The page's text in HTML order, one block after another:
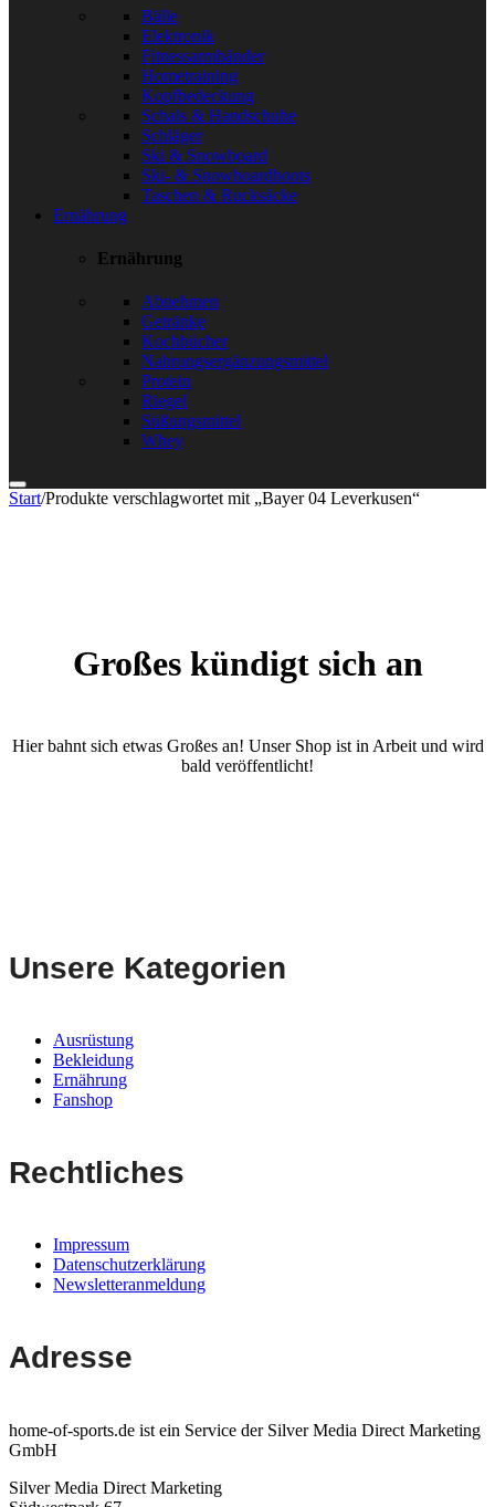
Bälle
Elektronik
Fitnessarmbänder
Hometraining
Kopfbedeckung
Schals & Handschuhe
Schläger
Ski & Snowboard
Ski- & Snowboardboots
Taschen & Rucksäcke
Ernährung
Ernährung
Abnehmen
Getränke
Kochbücher
Nahrungsergänzungsmittel
Protein
Riegel
Süßungsmittel
Whey
Start/Produkte verschlagwortet mit „Bayer 04 Leverkusen“
Großes kündigt sich an
Hier bahnt sich etwas Großes an! Unser Shop ist in Arbeit und wird
bald veröffentlicht!
Unsere Kategorien
Ausrüstung
Bekleidung
Ernährung
Fanshop
Rechtliches
Impressum
Datenschutzerklärung
Newsletteranmeldung
Adresse
home-of-sports.de ist ein Service der Silver Media Direct Marketing
GmbH
Silver Media Direct Marketing